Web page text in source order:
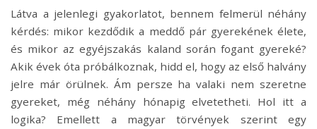
Látva a jelenlegi gyakorlatot, bennem felmerül néhány
kérdés: mikor kezdődik a meddő pár gyerekének élete,
és mikor az egyéjszakás kaland során fogant gyereké?
Akik évek óta próbálkoznak, hidd el, hogy az első halvány
jelre már örülnek. Ám persze ha valaki nem szeretne
gyereket, még néhány hónapig elvetetheti. Hol itt a
logika? Emellett a magyar törvények szerint egy